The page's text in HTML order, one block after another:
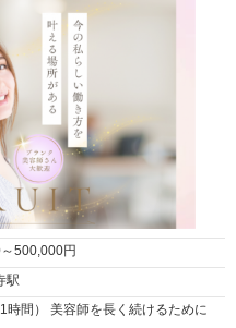
～500,000円
駅
けるために